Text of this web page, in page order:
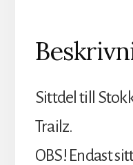
Sittdel till
Trailz.
OBS! Endast